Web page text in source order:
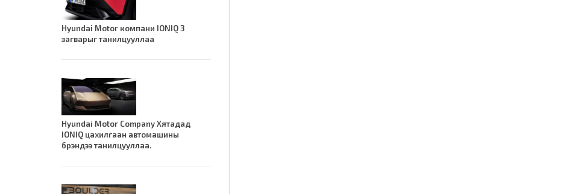
Hyundai Motor компани IONIQ 3
загварыг танилцууллаа
Hyundai Motor Company Хятадад
IONIQ цахилгаан автомашины
брэндээ танилцууллаа.